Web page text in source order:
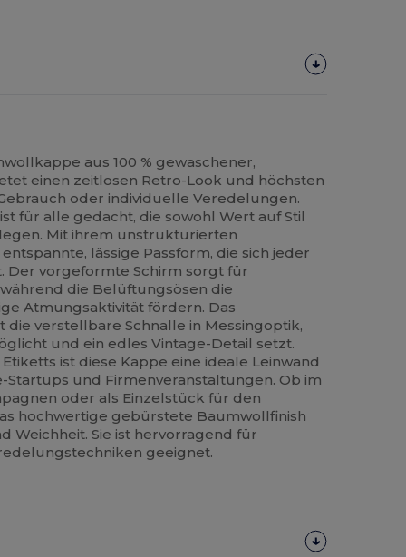
aus 100 % gewaschener,
einen zeitlosen Retro-Look und höchsten
oder individuelle Veredelungen.
für alle gedacht, die sowohl Wert auf Stil
Mit ihrem unstrukturierten
lässige Passform, die sich jeder
Der vorgeformte Schirm sorgt für
die Belüftungsösen die
Atmungsaktivität fördern. Das
verstellbare Schnalle in Messingoptik,
und ein edles Vintage-Detail setzt.
ist diese Kappe eine ideale Leinwand
und Firmenveranstaltungen. Ob im
oder als Einzelstück für den
hochwertige gebürstete Baumwollfinish
Weichheit. Sie ist hervorragend für
geeignet.